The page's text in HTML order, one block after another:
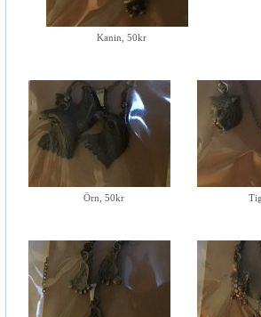
Kanin, 50kr
Örn, 50kr